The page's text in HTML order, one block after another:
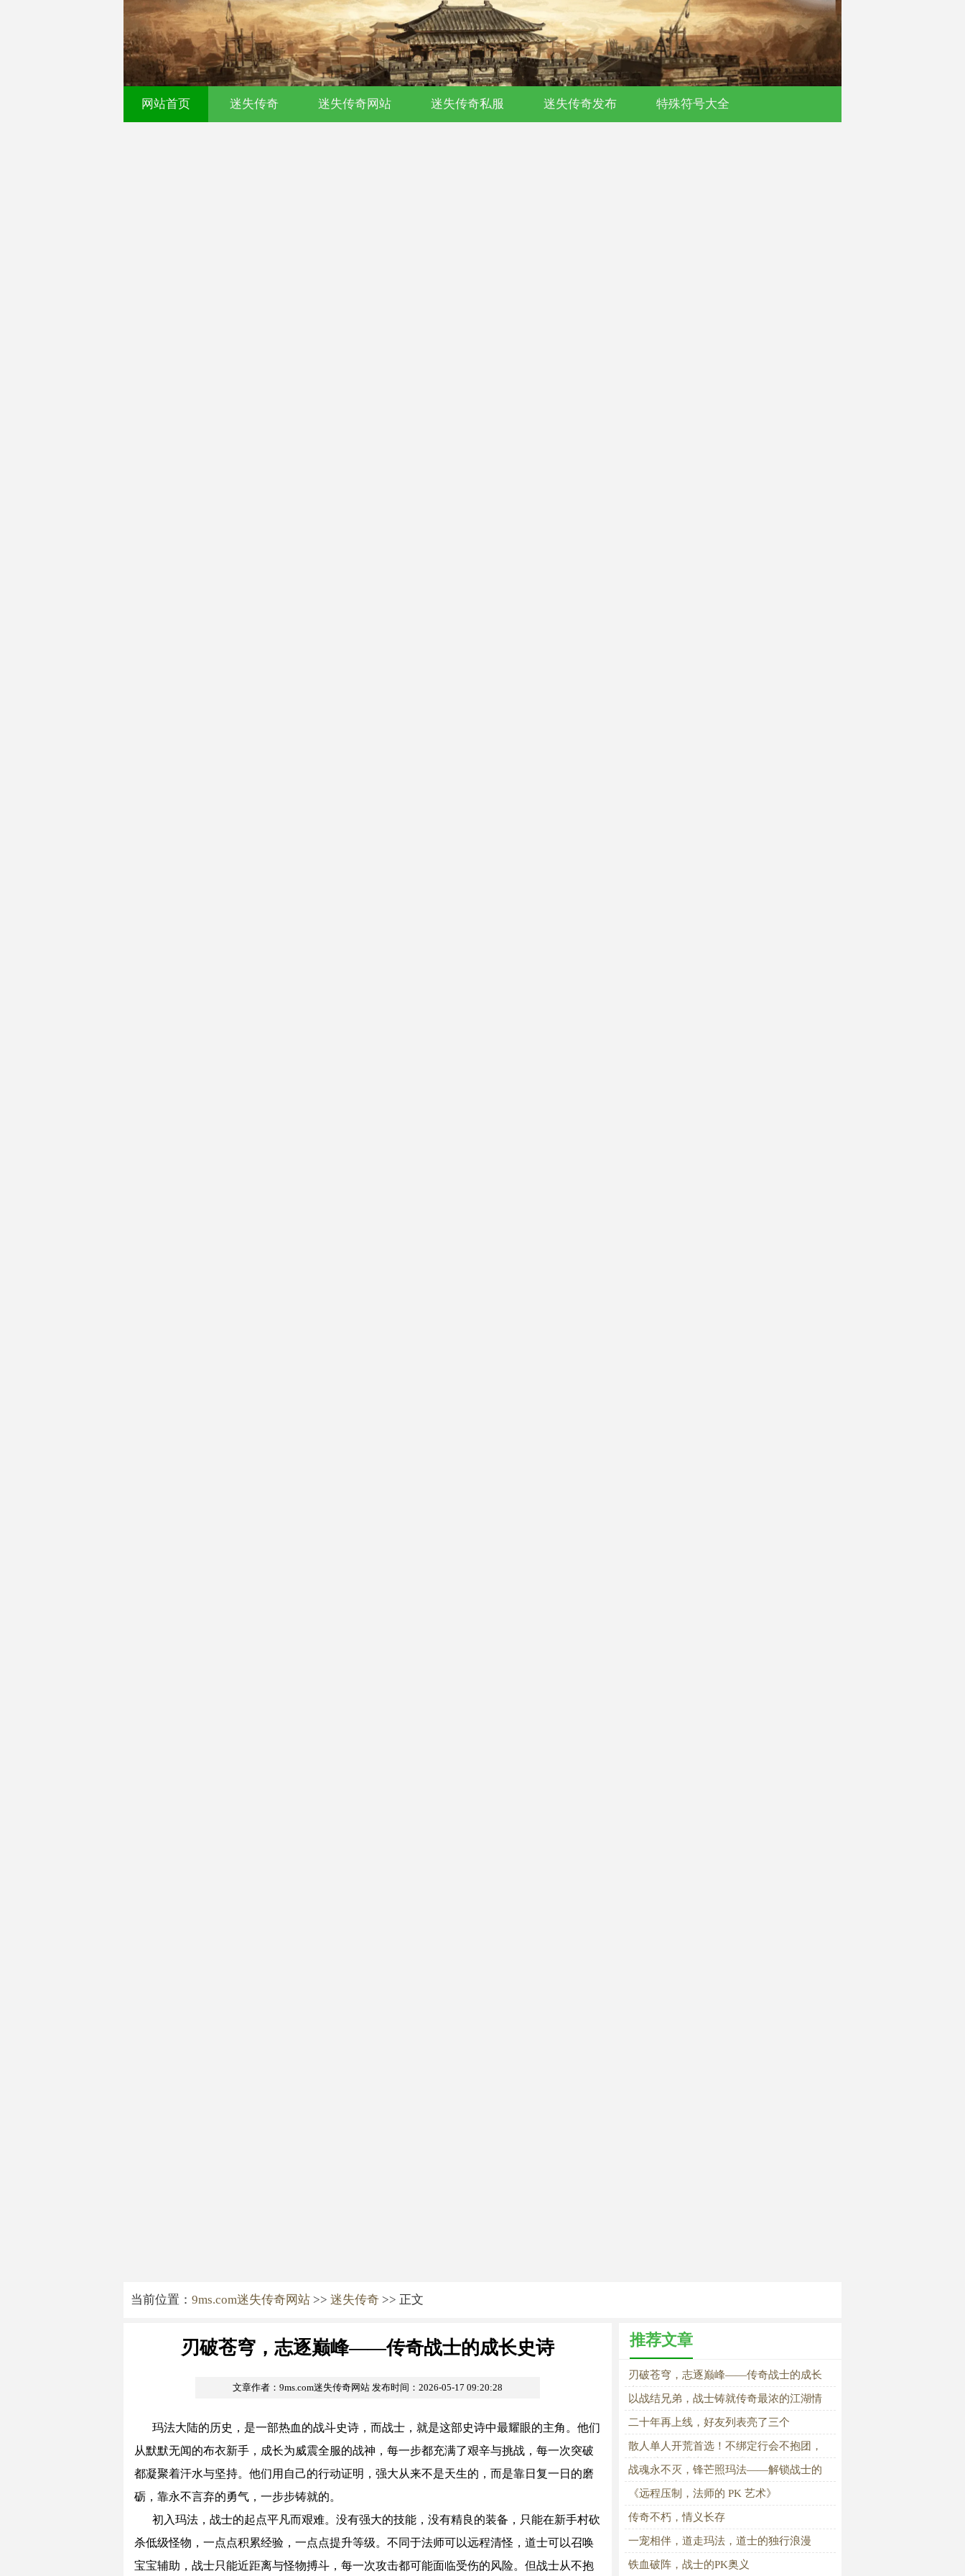
网站首页 迷失传奇 迷失传奇网站 迷失传奇私服 迷失传奇发布 特殊符号大全
当前位置： 9ms.com迷失传奇网站 >> 迷失传奇 >> 正文
刃破苍穹，志逐巅峰——传奇战士的成长史诗
文章作者：9ms.com迷失传奇网站 发布时间：2026-05-17 09:20:28
玛法大陆的历史，是一部热血的战斗史诗，而战士，就是这部史诗中最耀眼的主角。他们
从默默无闻的布衣新手，成长为威震全服的战神，每一步都充满了艰辛与挑战，每一次突破
都凝聚着汗水与坚持。他们用自己的行动证明，强大从来不是天生的，而是靠日复一日的磨
砺，靠永不言弃的勇气，一步步铸就的。
初入玛法，战士的起点平凡而艰难。没有强大的技能，没有精良的装备，只能在新手村砍
杀低级怪物，一点点积累经验，一点点提升等级。不同于法师可以远程清怪，道士可以召唤
宝宝辅助，战士只能近距离与怪物搏斗，每一次攻击都可能面临受伤的风险。但战士从不抱
推荐文章
刃破苍穹，志逐巅峰——传奇战士的成长
史诗
以战结兄弟，战士铸就传奇最浓的江湖情
二十年再上线，好友列表亮了三个
散人单人开荒首选！不绑定行会不抱团，
法师独行玛法也能自在成型
战魂永不灭，锋芒照玛法——解锁战士的
极致战力密码
《远程压制，法师的 PK 艺术》
传奇不朽，情义长存
一宠相伴，道走玛法，道士的独行浪漫
铁血破阵，战士的PK奥义